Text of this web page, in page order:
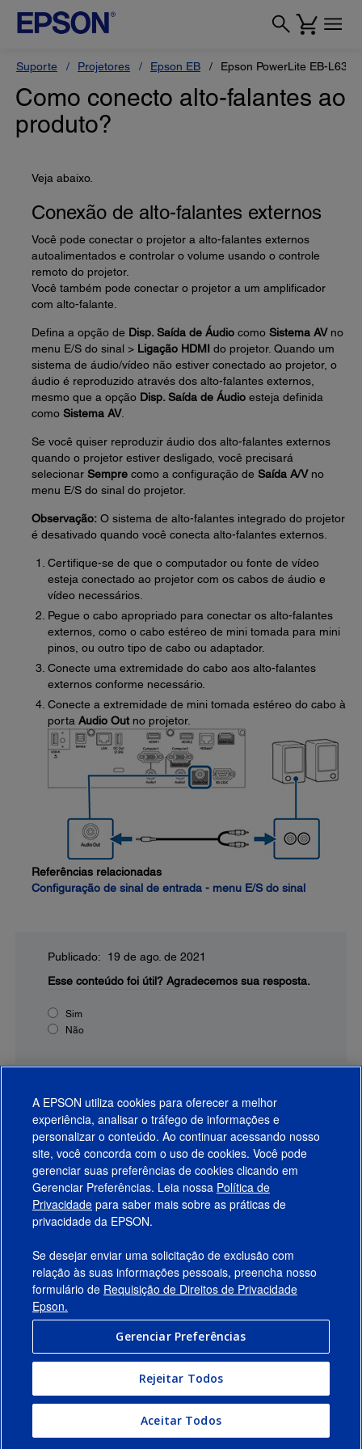
Suporte Projetores Epson EB Epson PowerLite EB-
Como conecto alto-falantes ao
produto?
Veja abaixo.
Conexão de alto-falantes externos
Você pode conectar o projetor a alto-falantes externos
autoalimentados e controlar o volume usando o controle
remoto do projetor.
Você também pode conectar o projetor a um amplificador
com alto-falante.
Defina a opção de Disp. Saída de Áudio como Sistema AVno
menu E/S do sinal > Ligação HDMI do projetor. Quando um
sistema de áudio/vídeo não estiver conectado ao projetor, o
áudio é reproduzido através dos alto-falantes externos,
mesmo que a opção Disp. Saída de Áudio esteja definida
como Sistema AV.
Se você quiser reproduzir áudio dos alto-falantes externos
quando o projetor estiver desligado, você precisará
selecionar Sempre como a configuração de Saída A/Vno
menu E/S do sinal do projetor.
Observação: O sistema de alto-falantes integrado do projetor
é desativado quando você conecta alto-falantes externos.
Certifique-se de que o computador ou fonte de vídeo
esteja conectado ao projetor com os cabos de áudio e
vídeo necessários.
Pegue o cabo apropriado para conectar os alto-falantes
externos, como o cabo estéreo de mini tomada para mini
pinos, ou outro tipo de cabo ou adaptador.
Conecte uma extremidade do cabo aos alto-falantes
externos conforme necessário.
Conecte a extremidade de mini tomada estéreo do cabo à
porta Audio Out no projetor.
Referências relacionadas
Configuração de sinal de entrada - menu E/S do sinal
Publicado: 19 de ago. de 2021
Esse conteúdo foi útil? Agradecemos sua resposta.
Sim
Não
Produtos
Suporte
Links Sugeridos
Empresa
Conecte-se com a Epson
Termos de Uso
A EPSON utiliza cookies para oferecer a melhor
experiência, analisar o tráfego de informações e
personalizar o conteúdo. Ao continuar acessando nosso
site, você concorda com o uso de cookies. Você pode
gerenciar suas preferências de cookies clicando em
Gerenciar Preferências. Leia nossa Política de
Privacidade para saber mais sobre as práticas de
privacidade da EPSON.
Se desejar enviar uma solicitação de exclusão com
relação às suas informações pessoais, preencha nosso
formulário de Requisição de Direitos de Privacidade
Epson.
Gerenciar Preferências
Rejeitar Todos
Aceitar Todos